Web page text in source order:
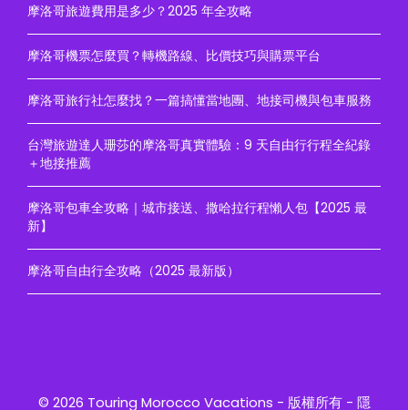
摩洛哥旅遊費用是多少？2025 年全攻略
摩洛哥機票怎麼買？轉機路線、比價技巧與購票平台
摩洛哥旅行社怎麼找？一篇搞懂當地團、地接司機與包車服務
台灣旅遊達人珊莎的摩洛哥真實體驗：9 天自由行行程全紀錄
＋地接推薦
摩洛哥包車全攻略｜城市接送、撒哈拉行程懶人包【2025 最
新】
摩洛哥自由行全攻略（2025 最新版）
© 2026 Touring Morocco Vacations - 版權所有 - 隱